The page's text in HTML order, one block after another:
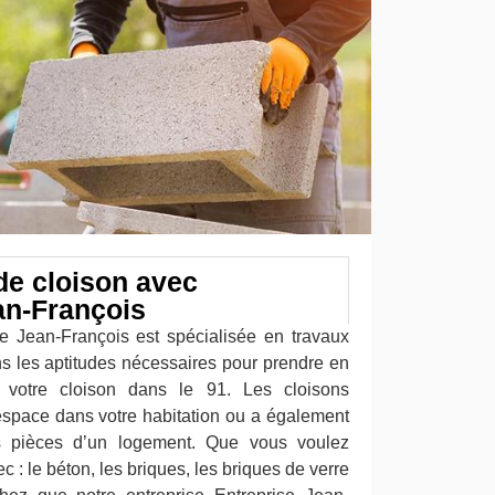
cloison avec
François
Jean-François est spécialisée en travaux
les aptitudes nécessaires pour prendre en
votre cloison dans le 91. Les cloisons
dans votre habitation ou a également
d’un logement. Que vous voulez
: le béton, les briques, les briques de verre